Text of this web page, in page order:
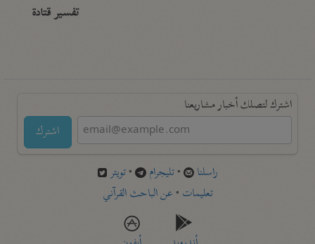
تفسير قتادة
اشترك لتصلك أخبار مشاريعنا
اشترك
راسلنا •تليجرام •تويتر
تعليمات •عن الباحث القرآني